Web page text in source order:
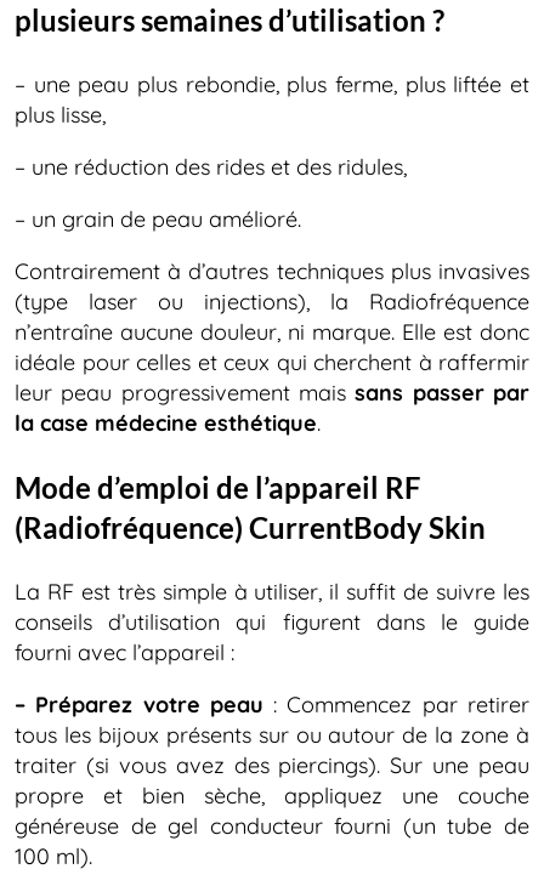
plusieurs semaines d’utilisation ?
– une peau plus rebondie, plus ferme, plus liftée et
plus lisse,
– une réduction des rides et des ridules,
– un grain de peau amélioré.
Contrairement à d’autres techniques plus invasives
(type laser ou injections), la Radiofréquence
n’entraîne aucune douleur, ni marque. Elle est donc
idéale pour celles et ceux qui cherchent à raffermir
leur peau progressivement maissans passer par
la case médecine esthétique.
Mode d’emploi de l’appareil RF
(Radiofréquence) CurrentBody Skin
La RF est très simple à utiliser, il suffit de suivre les
conseils d’utilisation qui figurent dans le guide
fourni avec l’appareil :
– Préparez votre peau : Commencez par retirer
tous les bijoux présents sur ou autour de la zone à
traiter (si vous avez des piercings). Sur une peau
propre et bien sèche, appliquez une couche
généreuse de gel conducteur fourni (un tube de
100 ml).